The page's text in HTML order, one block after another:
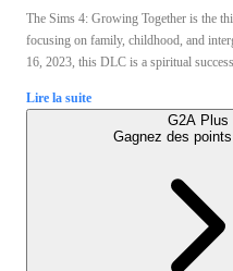
The Sims 4: Growing Together is the
focusing on family, childhood, and
16, 2023, this DLC is a spiritual
Lire la suite
G2A Plus
Gagnez des